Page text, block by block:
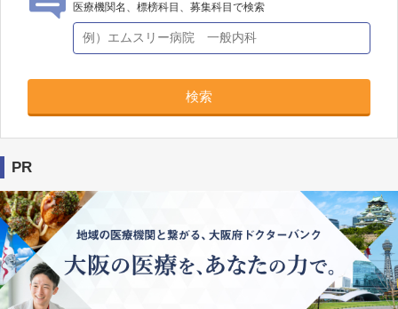
医療機関名、標榜科目、募集科目で検索
検索
PR